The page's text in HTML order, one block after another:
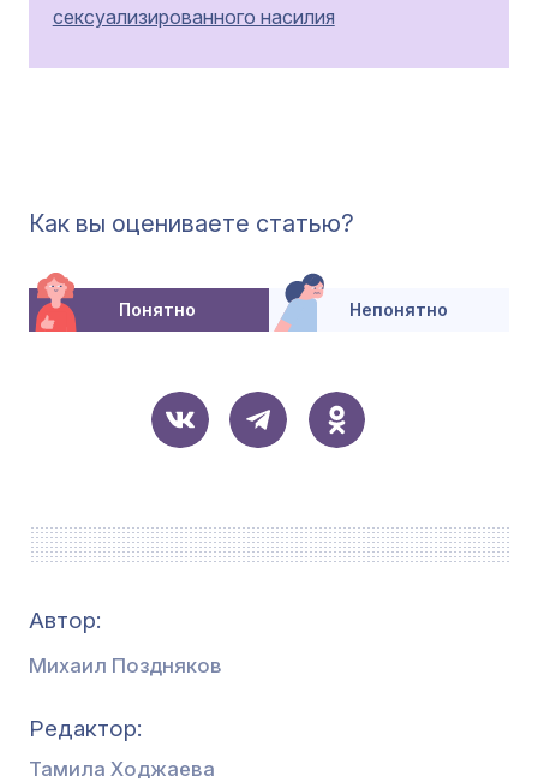
сексуализированного насилия
Как вы оцениваете статью?
Понятно Непонятно
Автор:
Михаил Поздняков
Редактор
Тамила Ходжаева